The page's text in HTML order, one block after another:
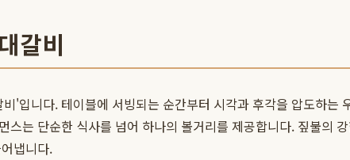
갈비
입니다. 테이블에 서빙되는 순간부터 시각과 후각을 압도하는
는 단순한 식사를 넘어 하나의 볼거리를 제공합니다. 짚불의
냅니다.